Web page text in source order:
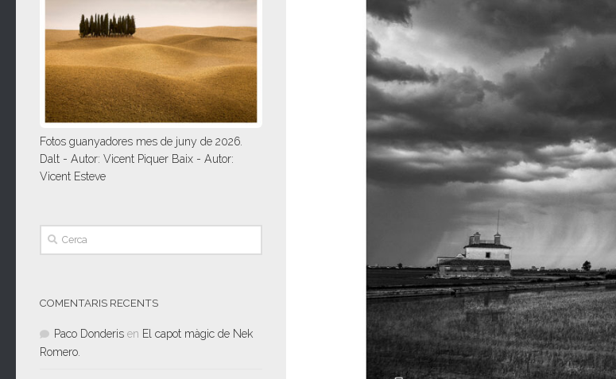
Fotos guanyadores mes de juny de 2026.
Dalt - Autor: Vicent Piquer Baix - Autor:
Vicent Esteve
COMENTARIS RECENTS
Paco Donderis en El capot màgic de Nek
Romero.